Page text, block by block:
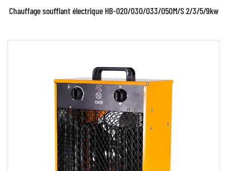
Paramètres:
Chauffage soufflant électrique HB-020/030/033/050M/S 2/3/5/9kw